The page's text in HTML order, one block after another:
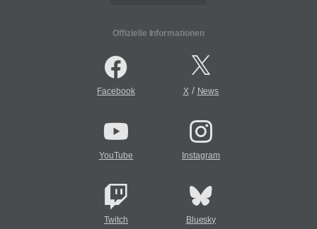
Offizielle Informationen
Facebook X/ News
YouTube Instagram
Twitch Bluesky